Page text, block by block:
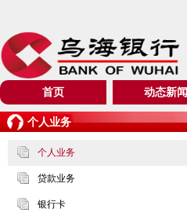
首页 动态新闻
个人业务
个人业务
贷款业务
银行卡